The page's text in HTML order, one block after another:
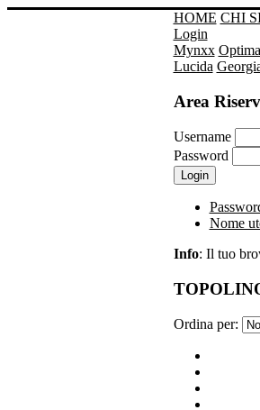
HOME CHI
Login
Mynxx Optima
Lucida
Area
Username
Password
Nome
Info: Il tuo
Ordina per: